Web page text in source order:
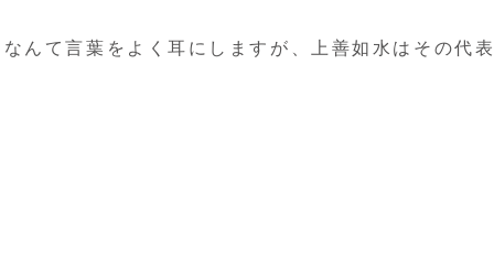
んて言葉をよく耳にしますが、上善如水はその代